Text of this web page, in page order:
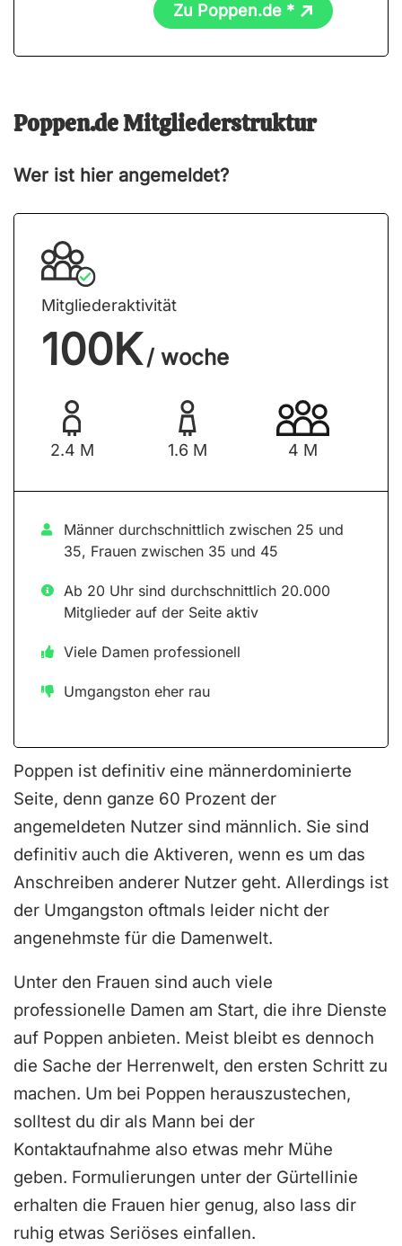
Zu Poppen.de *
Poppen.de Mitgliederstruktur
Wer ist hier angemeldet?
Mitgliederaktivität
100K / woche
2.4 M 1.6 M 4 M
Männer durchschnittlich zwischen 25 und
35, Frauen zwischen 35 und 45
Ab 20 Uhr sind durchschnittlich 20.000
Mitglieder auf der Seite aktiv
Viele Damen professionell
Umgangston eher rau
Poppen ist definitiv eine männerdominierte
Seite, denn ganze 60 Prozent der
angemeldeten Nutzer sind männlich. Sie sind
definitiv auch die Aktiveren, wenn es um das
Anschreiben anderer Nutzer geht. Allerdings ist
der Umgangston oftmals leider nicht der
angenehmste für die Damenwelt.
Unter den Frauen sind auch viele
professionelle Damen am Start, die ihre Dienste
auf Poppen anbieten. Meist bleibt es dennoch
die Sache der Herrenwelt, den ersten Schritt zu
machen. Um bei Poppen herauszustechen,
solltest du dir als Mann bei der
Kontaktaufnahme also etwas mehr Mühe
geben. Formulierungen unter der Gürtellinie
erhalten die Frauen hier genug, also lass dir
ruhig etwas Seriöses einfallen.